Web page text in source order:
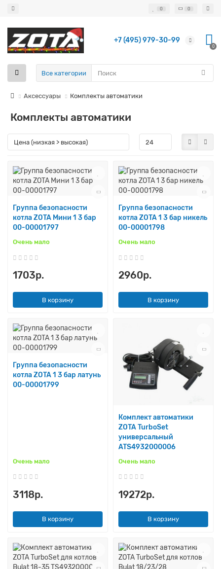
0 0
+7 (495) 979-30-99
0
Все категории
Аксессуары Комплекты автоматики
Комплекты автоматики
Группа безопасности
котла ZOTA Мини 1 3 бар
00-00001797
Очень мало
1703р.
В корзину
Группа безопасности
котла ZOTA 1 3 бар никель
00-00001798
Очень мало
2960р.
В корзину
Группа безопасности
котла ZOTA 1 3 бар латунь
00-00001799
Очень мало
3118р.
В корзину
Комплект автоматики
ZOTA TurboSet
универсальный
ATS4932000006
Очень мало
19272р.
В корзину